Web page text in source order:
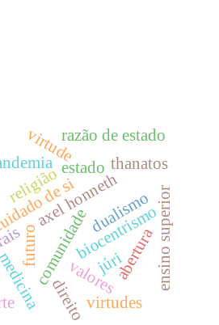
de si
axel honneth
estado
comunidadebiocentrismo
religião
medicina
dualismo
thanatos
futuro
valoresaberturaensino superior
direito
virtude
virtudes
júri
razão de estado